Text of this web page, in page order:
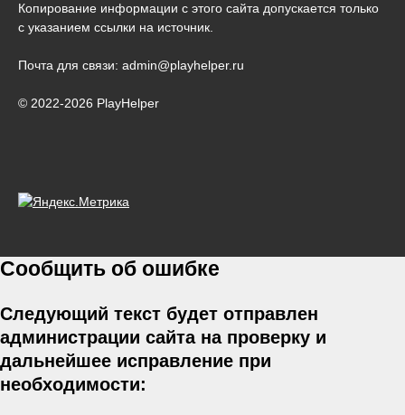
Копирование информации с этого сайта допускается только
с указанием ссылки на источник.
Почта для связи: admin@playhelper.ru
© 2022-2026 PlayHelper
Сообщить об ошибке
Следующий текст будет отправлен
администрации сайта на проверку и
дальнейшее исправление при
необходимости: